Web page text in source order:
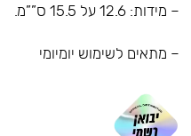
– מידות: 12.6 על 15.5 ס””מ.
– מתאים לשימוש יומיומי